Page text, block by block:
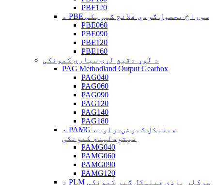
PBF120
د PBE سوراخ محصول ګردي فلانج ګیربکس
PBE060
PBE090
PBE120
PBE160
د لوړ دقیق لړۍ سیارې کمونکی
PAG Methodland Output Gearbox
PAG040
PAG060
PAG090
PAG120
PAG140
PAG180
د PAMG هیلیکل ګیر ښي زاویه
میتودلینډ کمونکی
PAMG040
PAMG060
PAMG090
PAMG120
د PLM سرکلر باډي هیلیکل ګیر کمونکی